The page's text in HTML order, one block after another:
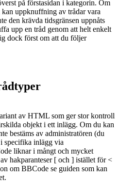
på förstasidan i kategorin. Om
kan uppknuffning av trådar vara
den krävda tidsgränsen uppnåts
upp en tråd genom att helt enkelt
dock först om att du följer
av HTML som ger stor kontroll
objekt i ett inlägg. Om du kan
bestäms av administratören (du
specifika inlägg via
liknar i mångt och mycket
hakparanteser [ och ] istället för <
om BBCode se guiden som kan